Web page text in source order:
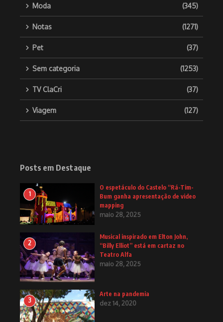
Moda (345)
Notas (1271)
Pet (37)
Sem categoria (1253)
TV ClaCri (37)
Viagem (127)
Posts em Destaque
1
O espetáculo do Castelo “Rá-Tim-
Bum ganha apresentação de video
mapping
maio 28, 2025
2
Musical inspirado em Elton John,
“Billy Elliot” está em cartaz no
Teatro Alfa
maio 28, 2025
3
Arte na pandemia
dez 14, 2020